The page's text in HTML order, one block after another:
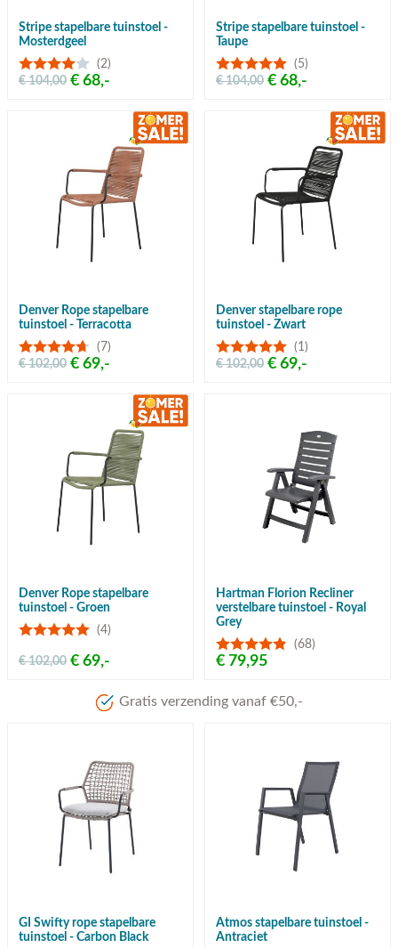
Stripe stapelbare tuinstoel -
Mosterdgeel
(2)
€ 68,-
€ 104,00
Stripe stapelbare tuinstoel -
Taupe
(5)
€ 68,-
€ 104,00
Denver Rope stapelbare
tuinstoel - Terracotta
(7)
€ 69,-
€ 102,00
Denver stapelbare rope
tuinstoel - Zwart
(1)
€ 69,-
€ 102,00
Denver Rope stapelbare
tuinstoel - Groen
(4)
€ 69,-
€ 102,00
Hartman Florion Recliner
verstelbare tuinstoel - Royal
Grey
(68)
€ 79,95
Meer dan 80 jaar
GI Swifty rope stapelbare
tuinstoel - Carbon Black
Atmos stapelbare tuinstoel -
Antraciet